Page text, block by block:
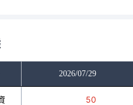
2026/07/29
50